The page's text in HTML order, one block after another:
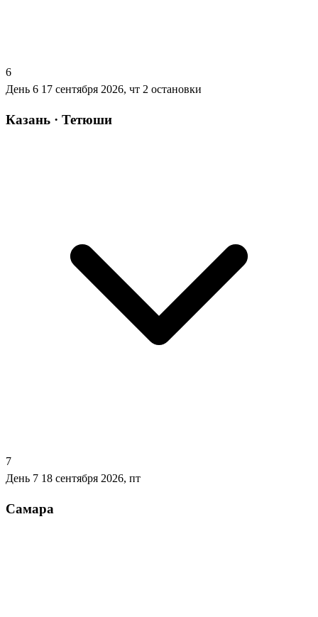
6
День 6 17 сентября 2026, чт 2 остановки
Казань · Тетюши
7
День 7 18 сентября 2026, пт
Самара